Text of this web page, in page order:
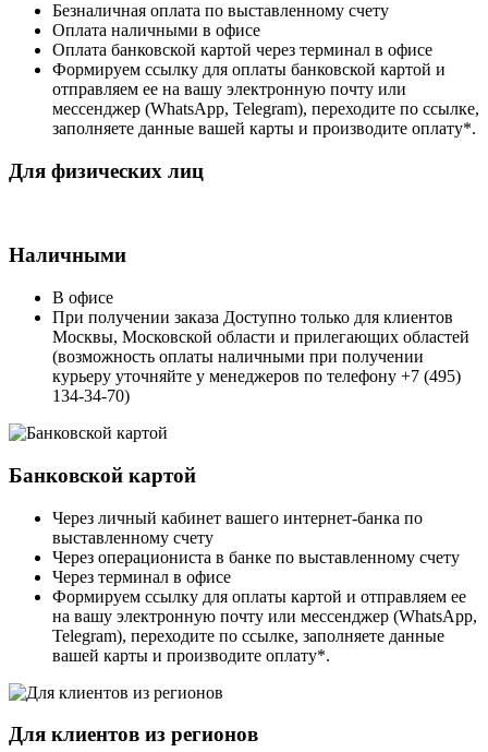
Безналичная оплата по выставленному счету
Оплата наличными в офисе
Оплата банковской картой через терминал в офисе
Формируем ссылку для оплаты банковской картой и
отправляем ее на вашу электронную почту или
мессенджер (WhatsApp, Telegram), переходите по ссылке,
заполняете данные вашей карты и производите оплату*.
Для физических лиц
Наличными
В офисе
При получении заказа Доступно только для клиентов
Москвы, Московской области и прилегающих областей
(возможность оплаты наличными при получении
курьеру уточняйте у менеджеров по телефону +7 (495)
134-34-70)
Банковской картой
Через личный кабинет вашего интернет-банка по
выставленному счету
Через операциониста в банке по выставленному счету
Через терминал в офисе
Формируем ссылку для оплаты картой и отправляем ее
на вашу электронную почту или мессенджер (WhatsApp,
Telegram), переходите по ссылке, заполняете данные
вашей карты и производите оплату*.
Для клиентов из регионов